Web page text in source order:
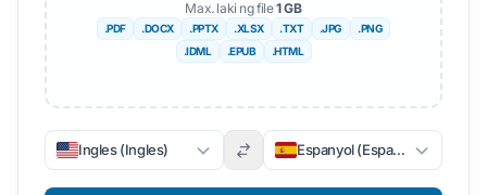
Max. laki ng file1 GB
.PDF .DOCX .PPTX .XLSX .TXT .JPG
.PNG
.IDML
.EPUB .HTML
Ingles (Ingles) Espanyol (Espanyol)